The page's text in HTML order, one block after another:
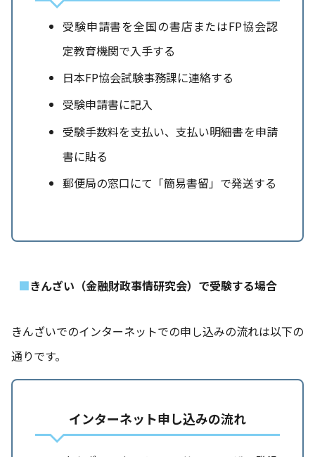
受験申請書を全国の書店またはFP協会認
定教育機関で入手する
日本FP協会試験事務課に連絡する
受験申請書に記入
受験手数料を支払い、支払い明細書を申請
書に貼る
郵便局の窓口にて「簡易書留」で発送する
きんざい（金融財政事情研究会）で受験する場合
きんざいでのインターネットでの申し込みの流れは以下の
通りです。
インターネット申し込みの流れ